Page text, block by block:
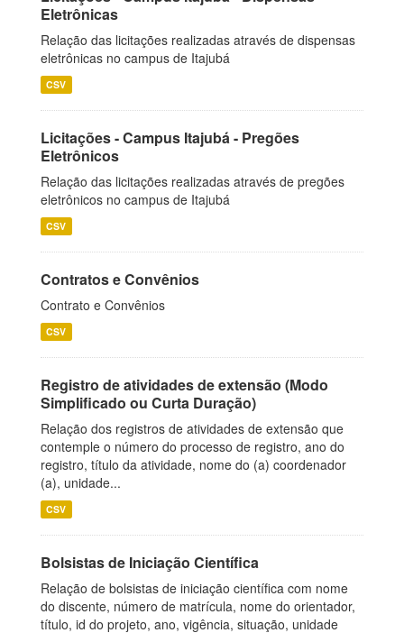
Eletrônicas
Relação das licitações realizadas através de dispensas
eletrônicas no campus de Itajubá
CSV
Licitações - Campus Itajubá - Pregões
Eletrônicos
Relação das licitações realizadas através de pregões
eletrônicos no campus de Itajubá
CSV
Contratos e Convênios
Contrato e Convênios
CSV
Registro de atividades de extensão (Modo
Simplificado ou Curta Duração)
Relação dos registros de atividades de extensão que
contemple o número do processo de registro, ano do
registro, título da atividade, nome do (a) coordenador
(a), unidade...
CSV
Bolsistas de Iniciação Científica
Relação de bolsistas de iniciação científica com nome
do discente, número de matrícula, nome do orientador,
título, id do projeto, ano, vigência, situação, unidade